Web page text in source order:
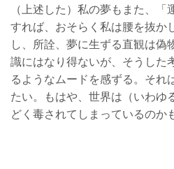
（上述した）私の夢もまた、「
すれば、おそらく私は腰を抜か
し、所詮、夢に生ずる直観は偽
識にはなり得ないが、そうした
るようなムードを感ずる。それ
たい。もはや、世界は（いわゆ
どく毒されてしまっているのか